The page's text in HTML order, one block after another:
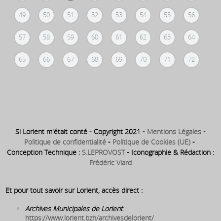
49 50 51 52 53 54 55 56
57 58 59 60 61 62 63 64
65 66 67 68 69 70 71 72
Si Lorient m'était conté - Copyright 2021 - Mentions Légales -
Politique de confidentialité - Politique de Cookies (UE) -
Conception Technique : S.LEPROVOST- Iconographie & Rédaction :
Frédéric Viard
Et pour tout savoir sur Lorient, accès direct :
Archives Municipales de Lorient
https://www.lorient.bzh/archivesdelorient/